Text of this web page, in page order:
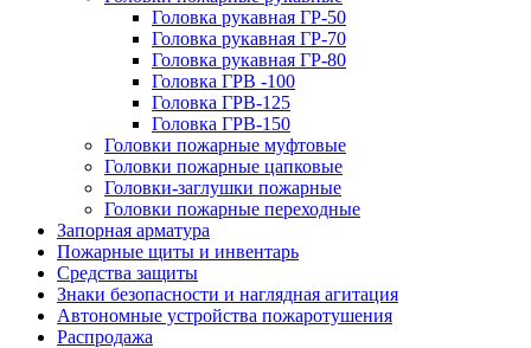
Головка рукавная ГР-50
Головка рукавная ГР-70
Головка рукавная ГР-80
Головка ГРВ -100
Головка ГРВ-125
Головка ГРВ-150
Головки пожарные муфтовые
Головки пожарные цапковые
Головки-заглушки пожарные
Головки пожарные переходные
Запорная арматура
Пожарные щиты и инвентарь
Средства защиты
Знаки безопасности и наглядная агитация
Автономные устройства пожаротушения
Распродажа